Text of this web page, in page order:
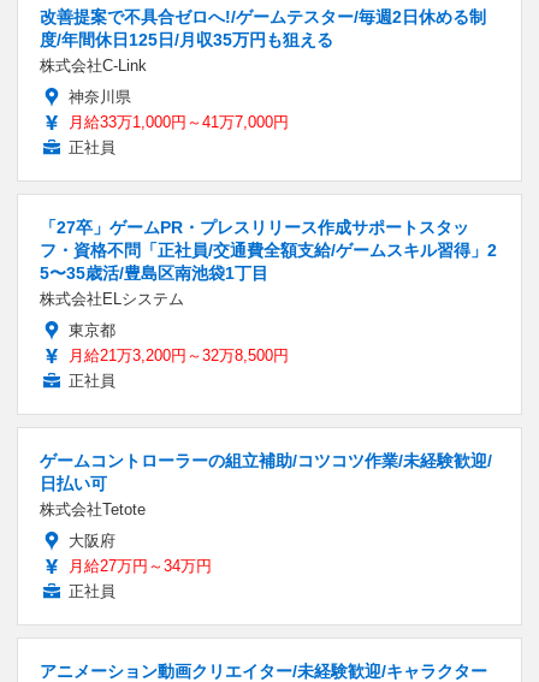
改善提案で不具合ゼロへ!/ゲームテスター/毎週2日休める制
度/年間休日125日/月収35万円も狙える
株式会社C-Link
神奈川県
月給33万1,000円～41万7,000円
正社員
「27卒」ゲームPR・プレスリリース作成サポートスタッ
フ・資格不問「正社員/交通費全額支給/ゲームスキル習得」2
5〜35歳活/豊島区南池袋1丁目
株式会社ELシステム
東京都
月給21万3,200円～32万8,500円
正社員
ゲームコントローラーの組立補助/コツコツ作業/未経験歓迎/
日払い可
株式会社Tetote
大阪府
月給27万円～34万円
正社員
アニメーション動画クリエイター/未経験歓迎/キャラクター